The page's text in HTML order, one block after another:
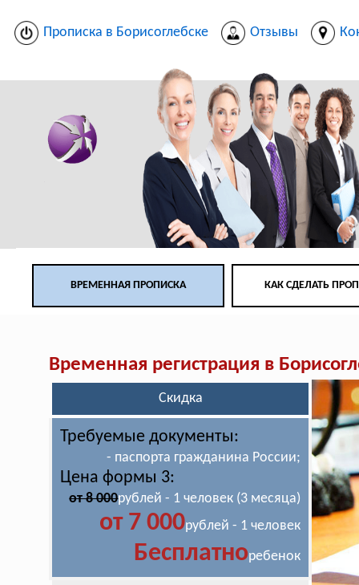
Прописка в Борисоглебске Отзывы
ВРЕМЕННАЯ ПРОПИСКА КАК СДЕЛАТЬ
Временная регистрация в
Скидка
Требуемые документы:
- паспорта гражданина России;
Цена формы 3:
от 8 000рублей - 1 человек (3 месяца)
от 7 000рублей - 1 человек
Бесплатноребенок